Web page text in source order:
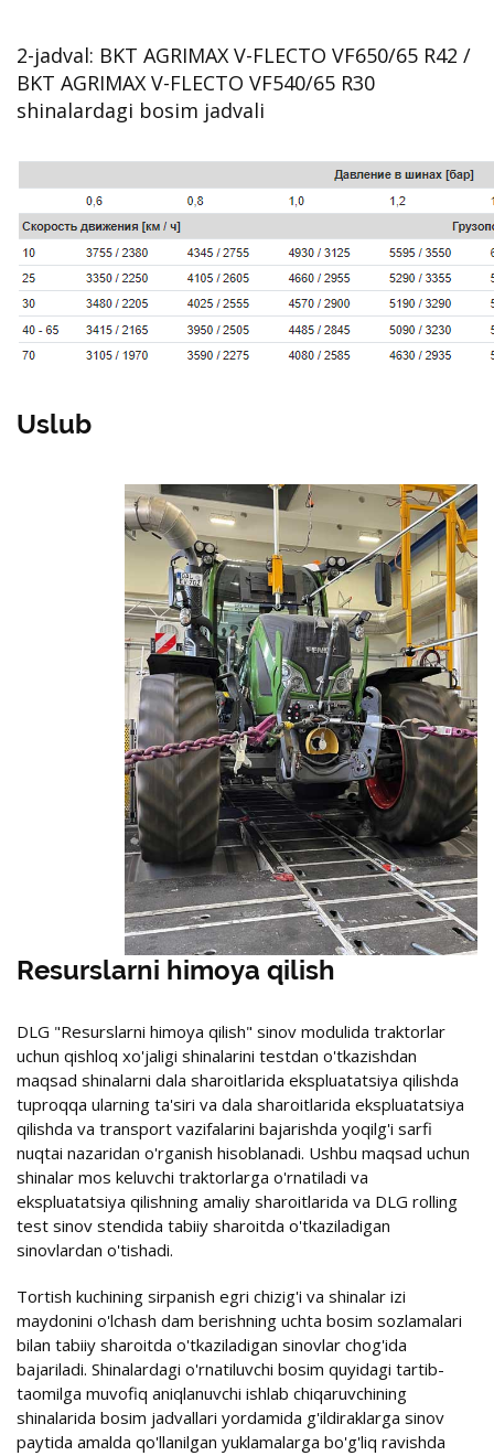
2-jadval: BKT AGRIMAX V-FLECTO VF650/65 R42 /
BKT AGRIMAX V-FLECTO VF540/65 R30
shinalardagi bosim jadvali
Uslub
Resurslarni himoya qilish
DLG "Resurslarni himoya qilish" sinov modulida traktorlar
uchun qishloq xo'jaligi shinalarini testdan o'tkazishdan
maqsad shinalarni dala sharoitlarida ekspluatatsiya qilishda
tuproqqa ularning ta'siri va dala sharoitlarida ekspluatatsiya
qilishda va transport vazifalarini bajarishda yoqilg'i sarfi
nuqtai nazaridan o'rganish hisoblanadi. Ushbu maqsad uchun
shinalar mos keluvchi traktorlarga o'rnatiladi va
ekspluatatsiya qilishning amaliy sharoitlarida va DLG rolling
test sinov stendida tabiiy sharoitda o'tkaziladigan
sinovlardan o'tishadi.
Tortish kuchining sirpanish egri chizig'i va shinalar izi
maydonini o'lchash dam berishning uchta bosim sozlamalari
bilan tabiiy sharoitda o'tkaziladigan sinovlar chog'ida
bajariladi. Shinalardagi o'rnatiluvchi bosim quyidagi tartib-
taomilga muvofiq aniqlanuvchi ishlab chiqaruvchining
shinalarida bosim jadvallari yordamida g'ildiraklarga sinov
paytida amalda qo'llanilgan yuklamalarga bo'g'liq ravishda